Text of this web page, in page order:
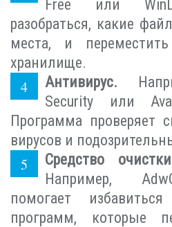
Free или
разобраться, какие
места, и
хранилище.
Антивирус.
Security или
Программа проверяет
вирусов и
Средство
Например,
помогает
программ, которые